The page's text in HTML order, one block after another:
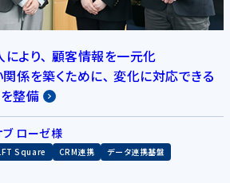
より､ 顧客情報を一元化
関係を築くために､ 変化に対応できる
整備
ローゼ様
Square CRM連携
データ連携基盤